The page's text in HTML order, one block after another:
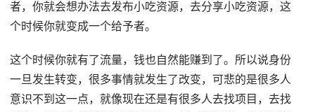
者，你就会想办法去发布小吃资源，去分享小吃资源，这
个时候你就变成一个给予者。
这个时候你就有了流量，钱也自然能赚到了。所以说身份
一旦发生转变，很多事情就发生了改变，可悲的是很多人
意识不到这一点，就像现在还是有很多人去找项目，去找